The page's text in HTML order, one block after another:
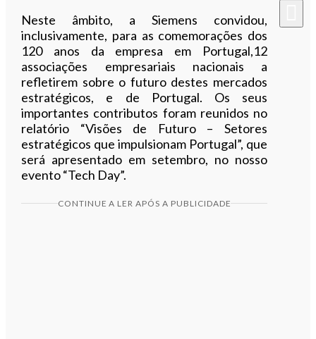
Neste âmbito, a Siemens convidou,
inclusivamente, para as comemorações dos
120 anos da empresa em Portugal,12
associações empresariais nacionais a
refletirem sobre o futuro destes mercados
estratégicos, e de Portugal. Os seus
importantes contributos foram reunidos no
relatório “Visões de Futuro – Setores
estratégicos que impulsionam Portugal”, que
será apresentado em setembro, no nosso
evento “Tech Day”.
CONTINUE A LER APÓS A PUBLICIDADE